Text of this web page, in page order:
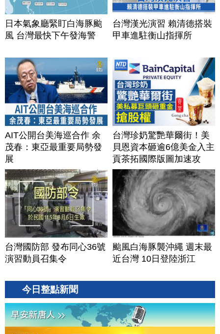
日本氣象廳緊盯白海豚颱
風 台灣最快下午發海警
台灣漢光演習 賴清德搭裝
甲車進駐衡山指揮所
AIT公開台美海巡合作 余
茂春：東亞最重要局勢發
展
台灣珍奶驚艷華爾街！美
貝恩資本砸逾6億美金入主
貢茶拓國際版圖加速攻
美？｜#財經新聞｜
20260806(四)
台灣國防部 發布同心36號
演習動員召集令
颱風白海豚襲沖繩 週末最
近台灣 10日登陸浙江
今日整點新聞